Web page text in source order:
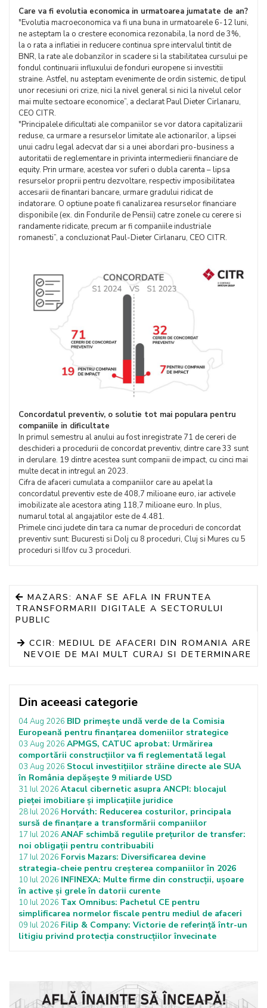
Care va fi evolutia economica in urmatoarea jumatate de an?
"Evolutia macroeconomica va fi una buna in urmatoarele 6-12 luni,
ne asteptam la o crestere economica rezonabila, la nord de 3%,
la o rata a inflatiei in reducere continua spre intervalul tintit de
BNR, la rate ale dobanzilor in scadere si la stabilitatea cursului pe
fondul continuarii influxului de fonduri europene si investitii
straine. Astfel, nu asteptam evenimente de ordin sistemic, de tipul
unor recesiuni ori crize, nici la nivel general si nici la nivelul celor
mai multe sectoare economice”, a declarat Paul Dieter Cirlanaru,
CEO CITR.
"Principalele dificultati ale companiilor se vor datora capitalizarii
reduse, ca urmare a resurselor limitate ale actionarilor, a lipsei
unui cadru legal adecvat dar si a unei abordari pro-business a
autoritatii de reglementare in privinta intermedierii financiare de
equity. Prin urmare, acestea vor suferi o dubla carenta – lipsa
resurselor proprii pentru dezvoltare, respectiv imposibilitatea
accesarii de finantari bancare, urmare gradului ridicat de
indatorare. O optiune poate fi canalizarea resurselor financiare
disponibile (ex. din Fondurile de Pensii) catre zonele cu cerere si
randamente ridicate, precum ar fi companiile industriale
romanesti”, a concluzionat Paul-Dieter Cirlanaru, CEO CITR.
Concordatul preventiv, o solutie tot mai populara pentru
companiile in dificultate
In primul semestru al anului au fost inregistrate 71 de cereri de
deschideri a procedurii de concordat preventiv, dintre care 33 sunt
in derulare. 19 dintre acestea sunt companii de impact, cu cinci mai
multe decat in intregul an 2023.
Cifra de afaceri cumulata a companiilor care au apelat la
concordatul preventiv este de 408,7 milioane euro, iar activele
imobilizate ale acestora ating 118,7 milioane euro. In plus,
numarul total al angajatilor este de 4.481.
Primele cinci judete din tara ca numar de proceduri de concordat
preventiv sunt: Bucuresti si Dolj cu 8 proceduri, Cluj si Mures cu 5
proceduri si Ilfov cu 3 proceduri.
MAZARS: ANAF SE AFLA IN FRUNTEA
TRANSFORMARII DIGITALE A SECTORULUI
PUBLIC
CCIR: MEDIUL DE AFACERI DIN ROMANIA ARE
NEVOIE DE MAI MULT CURAJ SI DETERMINARE
Din aceeasi categorie
04 Aug 2026 BID primește undă verde de la Comisia
Europeană pentru finanțarea domeniilor strategice
03 Aug 2026 APMGS, CATUC aprobat: Urmărirea
comportării construcțiilor va fi reglementată legal
03 Aug 2026 Stocul investițiilor străine directe ale SUA
în România depășește 9 miliarde USD
31 Iul 2026 Atacul cibernetic asupra ANCPI: blocajul
pieței imobiliare și implicațiile juridice
28 Iul 2026 Horváth: Reducerea costurilor, principala
sursă de finanțare a transformării companiilor
17 Iul 2026 ANAF schimbă regulile prețurilor de transfer:
noi obligații pentru contribuabili
17 Iul 2026 Forvis Mazars: Diversificarea devine
strategia-cheie pentru creșterea companiilor în 2026
10 Iul 2026 INFINEXA: Multe firme din construcții, ușoare
în active și grele în datorii curente
10 Iul 2026 Tax Omnibus: Pachetul CE pentru
simplificarea normelor fiscale pentru mediul de afaceri
09 Iul 2026 Filip & Company: Victorie de referință într-un
litigiu privind protecția construcțiilor învecinate